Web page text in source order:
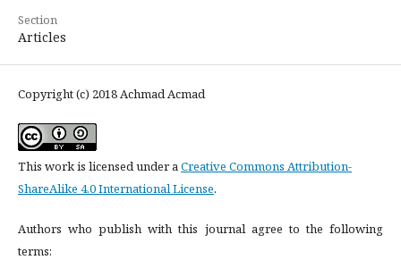
Section
Articles
Copyright (c) 2018 Achmad Acmad
This work is licensed under aCreative Commons Attribution-
ShareAlike 4.0 International License.
Authors who publish with this journal agree to the following
terms: